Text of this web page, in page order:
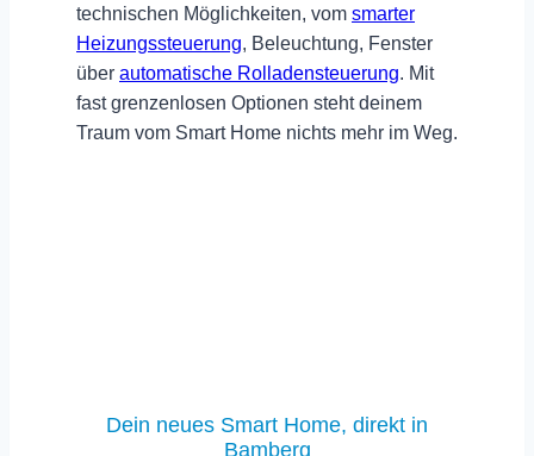
technischen Möglichkeiten, vom smarter
Heizungssteuerung, Beleuchtung, Fenster
über automatische Rolladensteuerung. Mit
fastgrenzenlosen Optionen steht deinem
Traum vom Smart Home nichts mehr im Weg.
Dein neues Smart Home, direkt in
Bamberg